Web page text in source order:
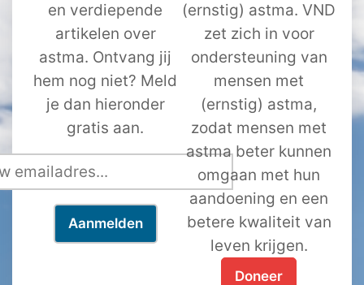
en verdiepende
artikelen over
astma. Ontvang jij
hem nog niet? Meld
je dan hieronder
gratis aan.
(ernstig) astma. VND
zet zich in voor
ondersteuning van
mensen met
(ernstig) astma,
zodat mensen met
astma beter kunnen
omgaan met hun
aandoening en een
betere kwaliteit van
leven krijgen.
Doneer